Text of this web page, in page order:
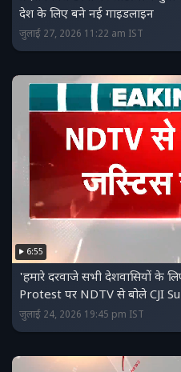
देश के लिए बने नई गाइडलाइन
जुलाई 27, 2026 11:22 am IST
6:55
'हमारे दरवाजे सभी देशवासियों के
Protest पर NDTV से बोले CJI
जुलाई 24, 2026 19:45 pm IST